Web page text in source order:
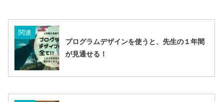
関連
プログラムデザインを使うと、先生の１年間
が見通せる！